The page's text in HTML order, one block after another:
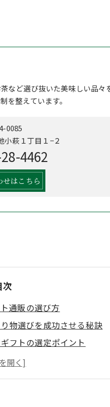
など選び抜いた美味しい品
を整えています。
0085
小萩１丁目１−２
4462
せはこちら
次
通販の選び方
物選びを成功させる秘訣
フトの選定ポイント
販で比較するコツ
海苔ギフトの魅力